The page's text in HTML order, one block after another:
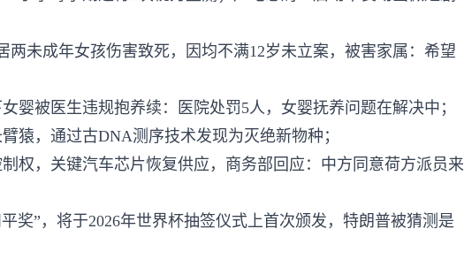
两未成年女孩伤害致死，因均不满12岁未立案，被害家属：希望
婴被医生违规抱养续：医院处罚5人，女婴抚养问题在解决中；
猿，通过古DNA测序技术发现为灭绝新物种；
权，关键汽车芯片恢复供应，商务部回应：中方同意荷方派员来
奖”，将于2026年世界杯抽签仪式上首次颁发，特朗普被猜测是